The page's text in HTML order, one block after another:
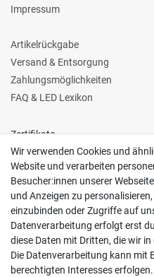
Impressum
Artikelrückgabe
Versand & Entsorgung
Zahlungsmöglichkeiten
FAQ & LED Lexikon
Zertifikate
Wir verwenden Cookies und
Website und verarbeiten
Besucher:innen unserer
und Anzeigen zu
einzubinden oder Zugriffe auf
Datenverarbeitung erfolgt erst
diese Daten mit Dritten, die wir
Die Datenverarbeitung kann mit
berechtigten Interesses